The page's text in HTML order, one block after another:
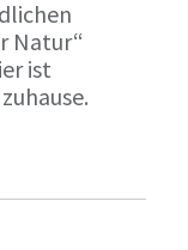
Natur“
ist